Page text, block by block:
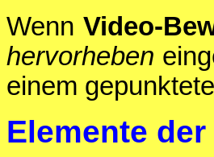
Wenn Video-
hervorheben
einem
Elemente